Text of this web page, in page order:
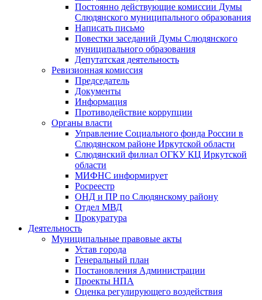
Постоянно действующие комиссии Думы
Слюдянского муниципального образования
Написать письмо
Повестки заседаний Думы Слюдянского
муниципального образования
Депутатская деятельность
Ревизионная комиссия
Председатель
Документы
Информация
Противодействие коррупции
Органы власти
Управление Социального фонда России в
Слюдянском районе Иркутской области
Слюдянский филиал ОГКУ КЦ Иркутской
области
МИФНС информирует
Росреестр
ОНД и ПР по Слюдянскому району
Отдел МВД
Прокуратура
Деятельность
Муниципальные правовые акты
Устав города
Генеральный план
Постановления Администрации
Проекты НПА
Оценка регулирующего воздействия